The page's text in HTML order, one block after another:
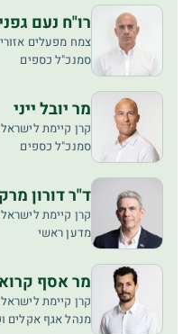
רו"ח נעם
צמח מפעלים
סמנכ"ל כספים
מר יובל ייני
קרן קיימת לישראל
סמנכ"ל כספים
ד"ר דורון
קרן קיימת לישראל
מדען ראשי
מר אסף
קרן קיימת לישראל
מנהל אגף אקלים